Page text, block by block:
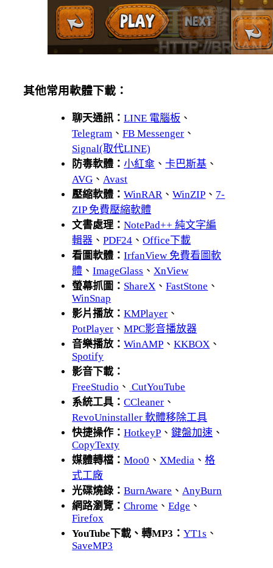
其他常用軟體下載：
聊天通訊：LINE 電腦板 、
Telegram 、FB Messenger 、
Signal(取代LINE)
防毒軟體：小紅傘 、卡巴斯基 、
AVG 、 Avast
壓縮軟體：WinRAR 、WinZIP 、 7-
ZIP 免費壓縮軟體
文書處理：NotePad++ 純文字編
輯器 、PDF24 、Office下載
看圖軟體：IrfanView 免費看圖軟
體 、ImageGlass 、 XnView
螢幕抓圖： ShareX 、FastStone 、
WinSnap
影片播放：KMPlayer 、
PotPlayer 、MPC影音播放器
音樂播放：WinAMP 、KKBOX 、
Spotify
影音下載：
FreeStudio 、 CutYouTube
系統工具：CCleaner 、
RevoUninstaller 軟體移除工具
快捷操作：HotkeyP 、鍵盤加速 、
CopyTexty
媒體轉檔：Moo0 、 XMedia 、格
式工廠
光碟燒錄：BurnAware 、 AnyBurn
網路瀏覽：Chrome 、Edge 、
Firefox
YouTube下載、轉MP3：YT1s 、
SaveMP3